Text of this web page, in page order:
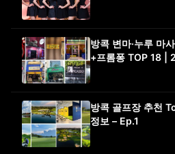
방콕 변마·누루 마
+프롬퐁 TOP 18 |
방콕 골프장 추천
정보 – Ep.1